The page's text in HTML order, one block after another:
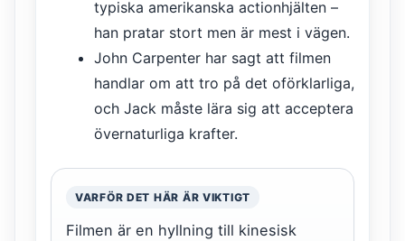
typiska amerikanska actionhjälten –
han pratar stort men är mest i vägen.
John Carpenter har sagt att filmen
handlar om att tro på det oförklarliga,
och Jack måste lära sig att acceptera
övernaturliga krafter.
VARFÖR DET HÄR ÄR VIKTIGT
Filmen är en hyllning till kinesisk